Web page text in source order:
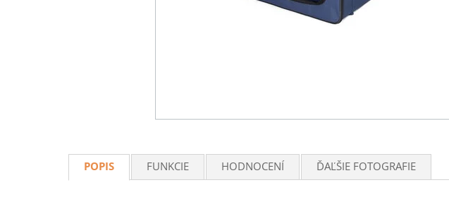
POPIS FUNKCIE HODNOCENÍ ĎAĽŠIE FOTOGRAFIE